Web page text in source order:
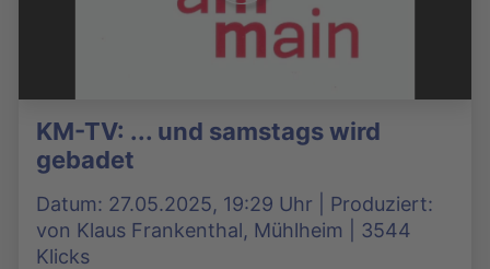
KM-TV: ... und samstags wird
gebadet
Datum: 27.05.2025, 19:29 Uhr | Produziert:
von Klaus Frankenthal, Mühlheim | 3544
Klicks